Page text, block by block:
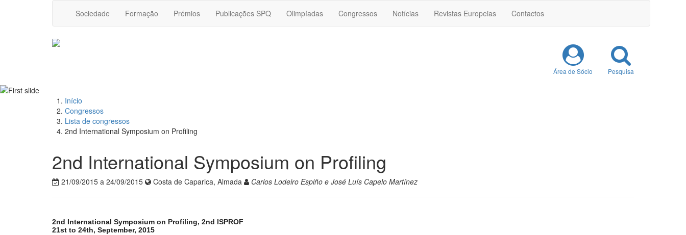
Sociedade Formação Prémios Publicações SPQ Olimpíadas Congressos Notícias Revistas Europeias Contactos
Área de Sócio Pesquisa
Início
Congressos
Lista de congressos
2nd International Symposium on Profiling
2nd International Symposium on Profiling
21/09/2015 a 24/09/2015 Costa de Caparica, Almada Carlos Lodeiro Espiño e José Luís Capelo Martínez
2nd International Symposium on Profiling, 2nd ISPROF
21st to 24th, September, 2015